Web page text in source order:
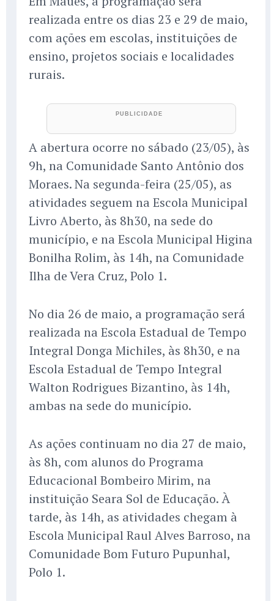
realizada entre os dias 23 e 29 de maio,
com ações em escolas, instituições de
ensino, projetos sociais e localidades
rurais.
A abertura ocorre no sábado (23/05), às
9h, na Comunidade Santo Antônio dos
Moraes. Na segunda-feira (25/05), as
atividades seguem na Escola Municipal
Livro Aberto, às 8h30, na sede do
município, e na Escola Municipal Higina
Bonilha Rolim, às 14h, na Comunidade
Ilha de Vera Cruz, Polo 1.
No dia 26 de maio, a programação será
realizada na Escola Estadual de Tempo
Integral Donga Michiles, às 8h30, e na
Escola Estadual de Tempo Integral
Walton Rodrigues Bizantino, às 14h,
ambas na sede do município.
As ações continuam no dia 27 de maio,
às 8h, com alunos do Programa
Educacional Bombeiro Mirim, na
instituição Seara Sol de Educação. À
tarde, às 14h, as atividades chegam à
Escola Municipal Raul Alves Barroso, na
Comunidade Bom Futuro Pupunhal,
Polo 1.